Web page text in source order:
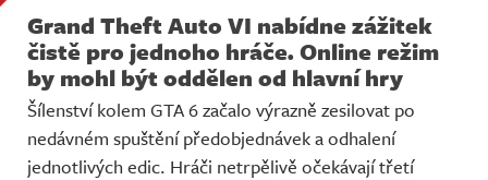
Grand Theft Auto VI nabídne zážitek
čistě pro jednoho hráče. Online režim
by mohl být oddělen od hlavní hry
Šílenství kolem GTA 6 začalo výrazně zesilovat po
nedávném spuštění předobjednávek a odhalení
jednotlivých edic. Hráči netrpělivě očekávají třetí